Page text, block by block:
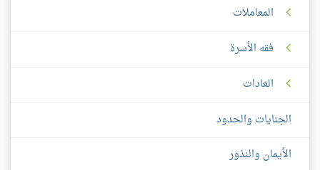
المعاملات
فقه الأسرة
العادات
الجنايات والحدود
الأيمان والنذور